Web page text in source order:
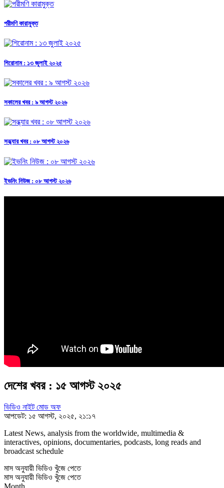
পরীমণি কারামুক্ত
শিরোনাম : ১৩ জুলাই ২০২৫
সকালের খবর : ৯ আগস্ট ২০২৬
সন্ধ্যার খবর : ০৮ আগস্ট ২০২৬
ইভনিং নিউজ : ০৮ আগস্ট ২০২৬
দেশের খবর : ১৫ আগস্ট ২০২৫
ভিডিও নাইট মোড অফ
আপডেট: ১৫ আগস্ট, ২০২৫, ২১:১৭
Latest News, analysis from the worldwide, multimedia &
interactives, opinions, documentaries, podcasts, long reads and
broadcast schedule
মাস অনুযায়ী ভিডিও খুঁজে পেতে
মাস অনুযায়ী ভিডিও খুঁজে পেতে
Month